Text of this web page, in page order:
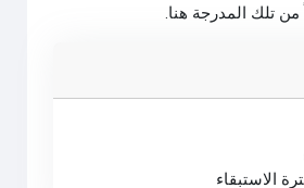
من تلك المدرجة هنا.
الاستبقاء